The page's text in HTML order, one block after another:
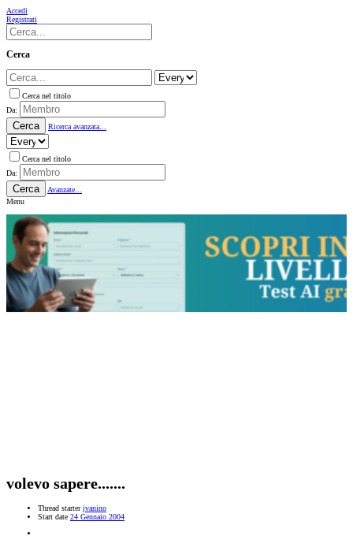
Accedi
Registrati
Cerca
Cerca nel titolo
Da:
Cerca Ricerca avanzata...
Cerca nel titolo
Da:
Cerca
Avanzate...
Menu
volevo sapere.......
Thread starter jvanino
Start date 24 Gennaio 2004